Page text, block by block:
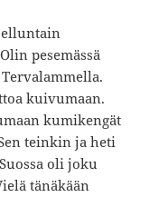
pesemässä
kuivumaan.
kumikengät
teinkin ja heti
oli joku
tänäkään